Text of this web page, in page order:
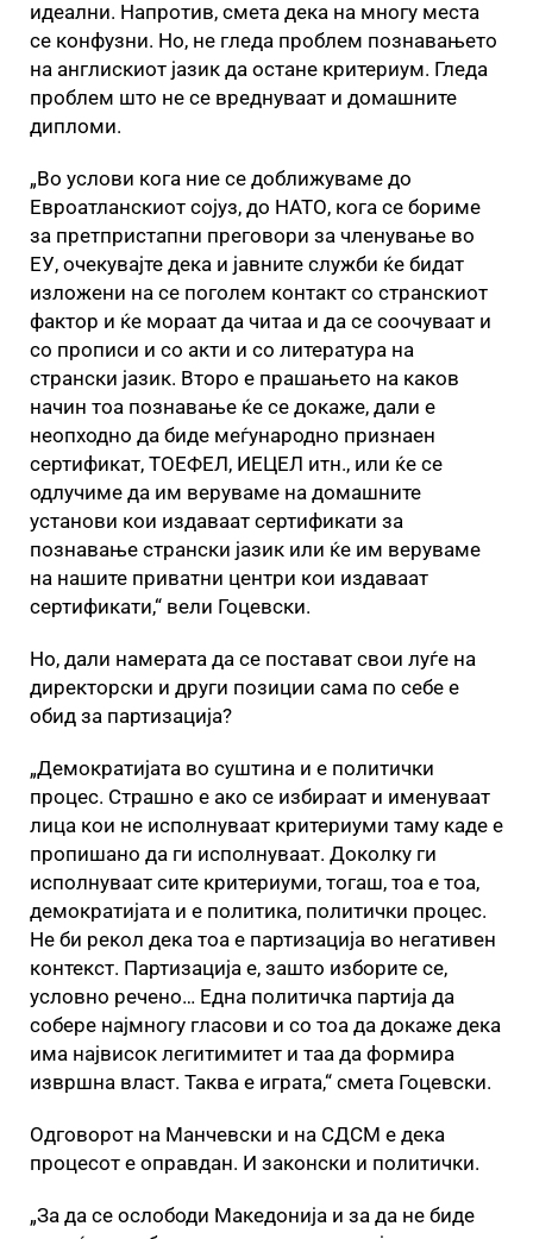
идеални. Напротив, смета дека на многу места
се конфузни. Но, не гледа проблем познавањето
на англискиот јазик да остане критериум. Гледа
проблем што не се вреднуваат и домашните
дипломи.
„Во услови кога ние се доближуваме до
Евроатланскиот сојуз, до НАТО, кога се бориме
за претпристапни преговори за членување во
ЕУ, очекувајте дека и јавните служби ќе бидат
изложени на се поголем контакт со странскиот
фактор и ќе мораат да читаа и да се соочуваат и
со прописи и со акти и со литература на
странски јазик. Второ е прашањето на каков
начин тоа познавање ќе се докаже, дали е
неопходно да биде меѓународно признаен
сертификат, ТОЕФЕЛ, ИЕЦЕЛ итн., или ќе се
одлучиме да им веруваме на домашните
установи кои издаваат сертификати за
познавање странски јазик или ќе им веруваме
на нашите приватни центри кои издаваат
сертификати,“ вели Гоцевски.
Но, дали намерата да се постават свои луѓе на
директорски и други позиции сама по себе е
обид за партизација?
„Демократијата во суштина и е политички
процес. Страшно е ако се избираат и именуваат
лица кои не исполнуваат критериуми таму каде е
пропишано да ги исполнуваат. Доколку ги
исполнуваат сите критериуми, тогаш, тоа е тоа,
демократијата и е политика, политички процес.
Не би рекол дека тоа е партизација во негативен
контекст. Партизација е, зашто изборите се,
условно речено… Една политичка партија да
собере најмногу гласови и со тоа да докаже дека
има највисок легитимитет и таа да формира
извршна власт. Таква е играта,“ смета Гоцевски.
Одговорот на Манчевски и на СДСМ е дека
процесот е оправдан. И законски и политички.
„За да се ослободи Македонија и за да не биде